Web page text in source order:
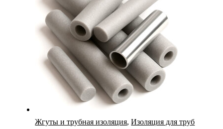
Жгуты и трубная изоляция,Изоляция для труб